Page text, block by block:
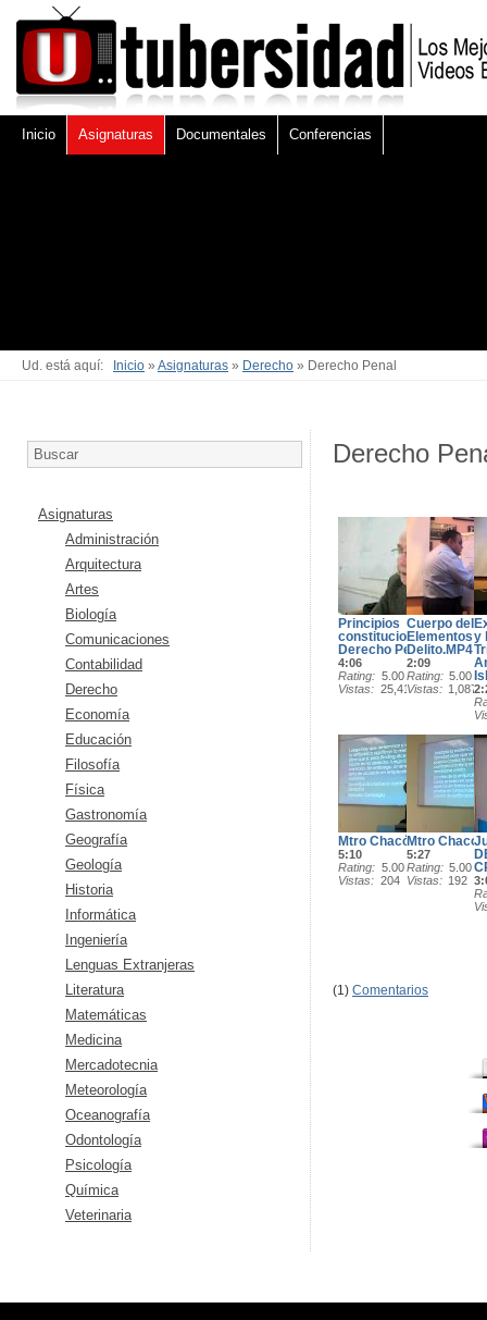
Inicio Asignaturas Documentales Conferencias
Ud. está aquí: Inicio » Asignaturas » Derecho » Derecho Penal
Asignaturas
Administración
Arquitectura
Artes
Biología
Comunicaciones
Contabilidad
Derecho
Economía
Educación
Filosofía
Física
Gastronomía
Geografía
Geología
Historia
Informática
Ingeniería
Lenguas Extranjeras
Literatura
Matemáticas
Medicina
Mercadotecnia
Meteorología
Oceanografía
Odontología
Psicología
Química
Veterinaria
Derecho
Principios
constitucionales del
Derecho Penal
4:06
Rating
5.00
Vistas
25,410
Cuerpo del
Elementos
Delito.MP4
2:09
Rating
5.00
Vistas
1,087
y
Mtro Chacón2
5:10
Rating
5.00
Vistas
204
Mtro
5:27
Rating
5.00
Vistas
192
(1) Comentarios